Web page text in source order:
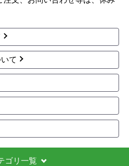
て
ゴリ一覧